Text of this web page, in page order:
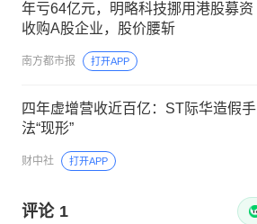
年亏64亿元，明略科技挪用港股募资
收购A股企业，股价腰斩
南方都市报 打开APP
四年虚增营收近百亿：ST际华造假手
法“现形”
财中社 打开APP
评论 1